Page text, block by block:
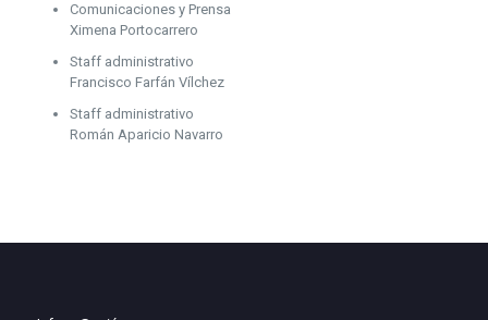
Comunicaciones y Prensa
Ximena Portocarrero
Staff administrativo
Francisco Farfán Vílchez
Staff administrativo
Román Aparicio Navarro